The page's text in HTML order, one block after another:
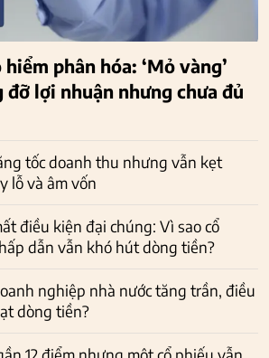
phân hóa: ‘Mỏ vàng’
đỡ lợi nhuận nhưng chưa đủ
tốc doanh thu nhưng vẫn kẹt
lỗ và âm vốn
điều kiện đại chúng: Vì sao cổ
dẫn vẫn khó hút dòng tiền?
nghiệp nhà nước tăng trần, điều
dòng tiền?